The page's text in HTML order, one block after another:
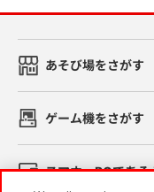
あそび場をさがす
ゲーム機をさがす
スマホ・PCであそ